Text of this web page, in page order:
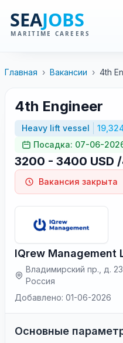
Главная › Вакансии › 4th
4th Engineer
Heavy lift vessel
Посадка: 07-06-
3200 - 3400 USD
Вакансия закрыта
IQrew Management
Владимирский пр., д.
Россия
Добавлено: 01-06-2026
Основные